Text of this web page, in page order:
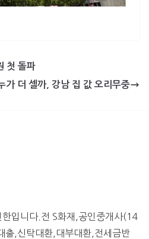
첫 돌파
가 더 셀까, 강남 집 값 오리무중
입니다.전 S화재,공인중개사(14
출,신탁대환,대부대환,전세금반